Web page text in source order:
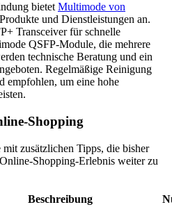
bietet Multimode von
und Dienstleistungen an.
Transceiver für schnelle
QSFP-Module, die mehrere
technische Beratung und ein
Regelmäßige Reinigung
empfohlen, um eine hohe
Shopping
zusätzlichen Tipps, die bisher
Shopping-Erlebnis weiter zu
Beschreibung